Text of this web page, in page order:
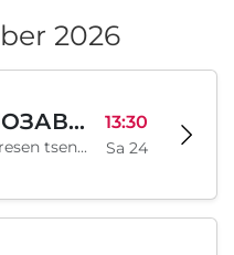
2026
ЖИВИ ДИНОЗАВРИ - В търсене на яйцето - Варна
Festivalen i kongresen tsentar - Varna, Warna, BG
13:30
Sa 24